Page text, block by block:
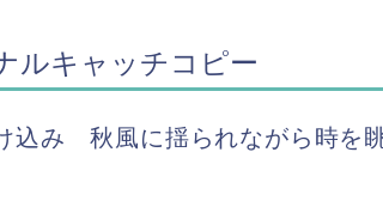
ルキャッチコピー
込み 秋風に揺られながら時を